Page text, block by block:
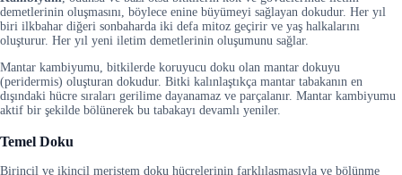
demetlerinin oluşmasını, böylece enine büyümeyi sağlayan dokudur. Her yıl
biri ilkbahar diğeri sonbaharda iki defa mitoz geçirir ve yaş halkalarını
oluşturur. Her yıl yeni iletim demetlerinin oluşumunu sağlar.
Mantar kambiyumu, bitkilerde koruyucu doku olan mantar dokuyu
(peridermis) oluşturan dokudur. Bitki kalınlaştıkça mantar tabakanın en
dışındaki hücre sıraları gerilime dayanamaz ve parçalanır. Mantar kambiyumu
aktif bir şekilde bölünerek bu tabakayı devamlı yeniler.
Temel Doku
Birincil ve ikincil meristem doku hücrelerinin farklılaşmasıyla ve bölünme